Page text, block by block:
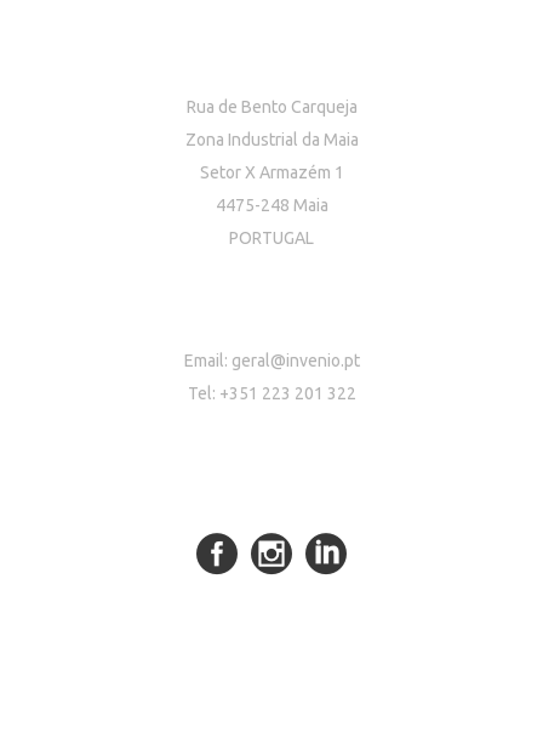
Rua de Bento Carqueja
Zona Industrial da Maia
Setor X Armazém 1
4475-248 Maia
PORTUGAL
Email: geral@invenio.pt
Tel: +351 223 201 322